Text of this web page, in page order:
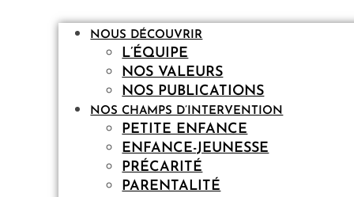
NOUS DÉCOUVRIR
L’ÉQUIPE
NOS VALEURS
NOS PUBLICATIONS
NOS CHAMPS D’INTERVENTION
PETITE ENFANCE
ENFANCE-JEUNESSE
PRÉCARITÉ
PARENTALITÉ